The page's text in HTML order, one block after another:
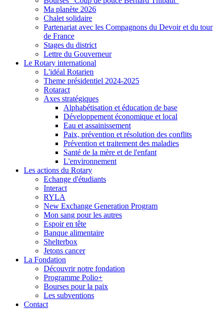
Ma planète 2026
Chalet solidaire
Partenariat avec les Compagnons du Devoir et du tour
de France
Stages du district
Lettre du Gouverneur
Le Rotary international
L'idéal Rotarien
Theme présidentiel 2024-2025
Rotaract
Axes stratégiques
Alphabétisation et éducation de base
Développement économique et local
Eau et assainissement
Paix, prévention et résolution des conflits
Prévention et traitement des maladies
Santé de la mère et de l'enfant
L'environnement
Les actions du Rotary
Echange d'étudiants
Interact
RYLA
New Exchange Generation Program
Mon sang pour les autres
Espoir en tête
Banque alimentaire
Shelterbox
Jetons cancer
La Fondation
Découvrir notre fondation
Programme Polio+
Bourses pour la paix
Les subventions
Contact